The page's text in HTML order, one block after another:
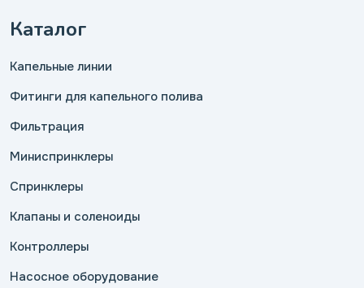
Каталог
Капельные линии
Фитинги для капельного полива
Фильтрация
Миниспринклеры
Спринклеры
Клапаны и соленоиды
Контроллеры
Насосное оборудование